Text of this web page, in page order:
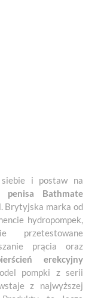
i postaw na
Bathmate
Brytyjska marka od
hydropompek,
przetestowane
prącia oraz
erekcyjny
pompki z serii
z najwyższej